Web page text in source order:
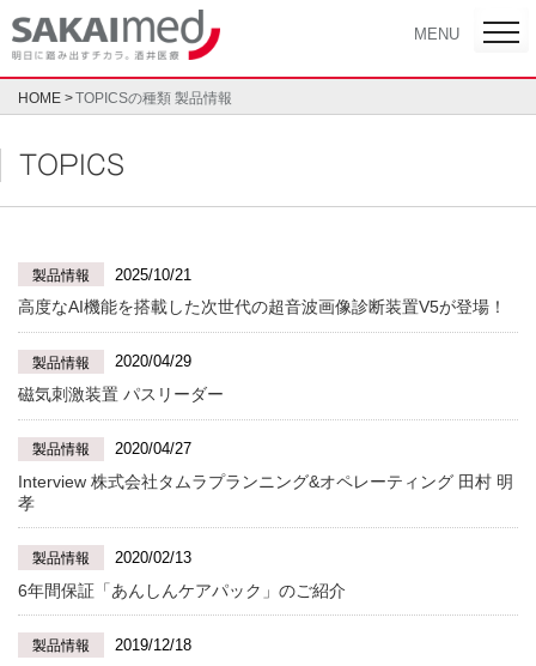
Skip
to
content
MENU
HOME TOPICSの種類 製品情報
TOPICS
製品情報 2025/10/21
高度なAI機能を搭載した次世代の超音波画像診断装置V5が登場！
製品情報 2020/04/29
磁気刺激装置 パスリーダー
製品情報 2020/04/27
Interview 株式会社タムラプランニング&オペレーティング 田村 明
孝
製品情報 2020/02/13
6年間保証「あんしんケアパック」のご紹介
製品情報 2019/12/18